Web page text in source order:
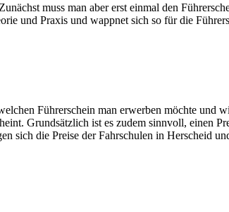
muss man aber erst einmal den
und Praxis und wappnet sich so für die
Führerschein man erwerben möchte und
Grundsätzlich ist es zudem sinnvoll, einen
sich die Preise der Fahrschulen in Herscheid